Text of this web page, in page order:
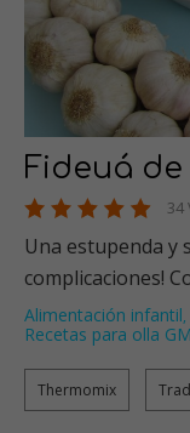
Fideuá
34
Una estupenda y
complicaciones!
Alimentación infantil,
Recetas para olla GM
Thermomix